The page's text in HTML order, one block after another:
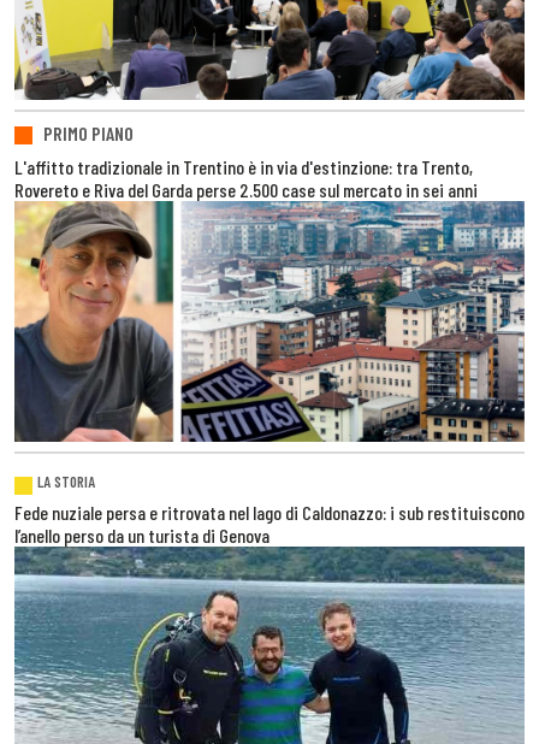
PRIMO PIANO
L'affitto tradizionale in Trentino è in via d'estinzione: tra Trento,
Rovereto e Riva del Garda perse 2.500 case sul mercato in sei anni
LA STORIA
Fede nuziale persa e ritrovata nel lago di Caldonazzo: i sub restituiscono
l’anello perso da un turista di Genova